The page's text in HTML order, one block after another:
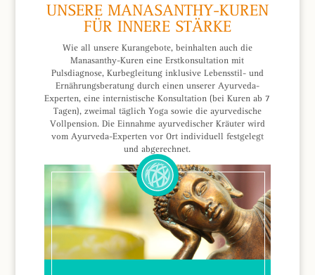
UNSERE MANASANTHY-KUREN
FÜR INNERE STÄRKE
Wie all unsere Kurangebote, beinhalten auch die
Manasanthy-Kuren eine Erstkonsultation mit
Pulsdiagnose, Kurbegleitung inklusive Lebensstil- und
Ernährungsberatung durch einen unserer Ayurveda-
Experten, eine internistische Konsultation (bei Kuren ab 7
Tagen), zweimal täglich Yoga sowie die ayurvedische
Vollpension. Die Einnahme ayurvedischer Kräuter wird
vom Ayurveda-Experten vor Ort individuell festgelegt
und abgerechnet.​